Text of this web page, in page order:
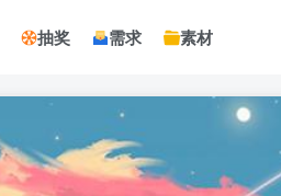
抽奖 需求 素材